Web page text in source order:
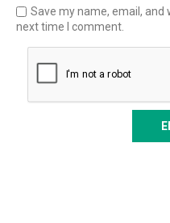
Save my name, email,
next time I comment.